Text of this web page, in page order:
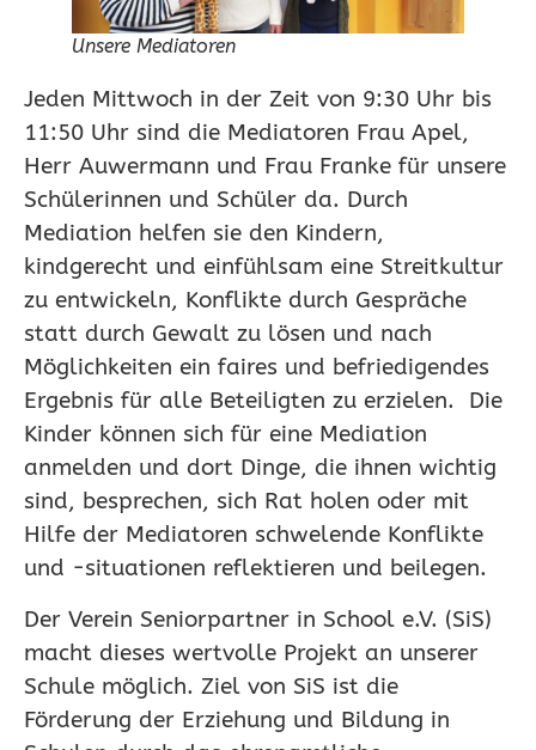
Unsere Mediatoren
Jeden Mittwoch in der Zeit von 9:30 Uhr bis
11:50 Uhr sind die Mediatoren Frau Apel,
Herr Auwermann und Frau Franke für unsere
Schülerinnen und Schüler da. Durch
Mediation helfen sie den Kindern,
kindgerecht und einfühlsam eine Streitkultur
zu entwickeln, Konflikte durch Gespräche
statt durch Gewalt zu lösen und nach
Möglichkeiten ein faires und befriedigendes
Ergebnis für alle Beteiligten zu erzielen. Die
Kinder können sich für eine Mediation
anmelden und dort Dinge, die ihnen wichtig
sind, besprechen, sich Rat holen oder mit
Hilfe der Mediatoren schwelende Konflikte
und -situationen reflektieren und beilegen.
Der Verein Seniorpartner in School e.V. (SiS)
macht dieses wertvolle Projekt an unserer
Schule möglich. Ziel von SiS ist die
Förderung der Erziehung und Bildung in